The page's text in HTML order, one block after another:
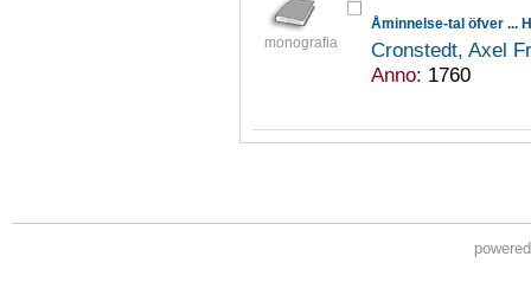
monografia
Åminnelse-tal öfver ...
Cronstedt, Axel
Anno: 1760